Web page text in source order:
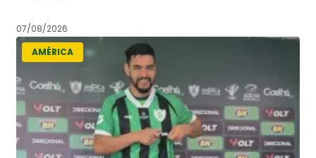
07/08/2026
AMÉRICA